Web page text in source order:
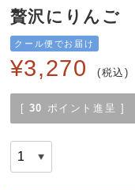
贅沢にりんご
クール便でお届け
¥3,270 税込
[ 30 ポイント進呈 ]